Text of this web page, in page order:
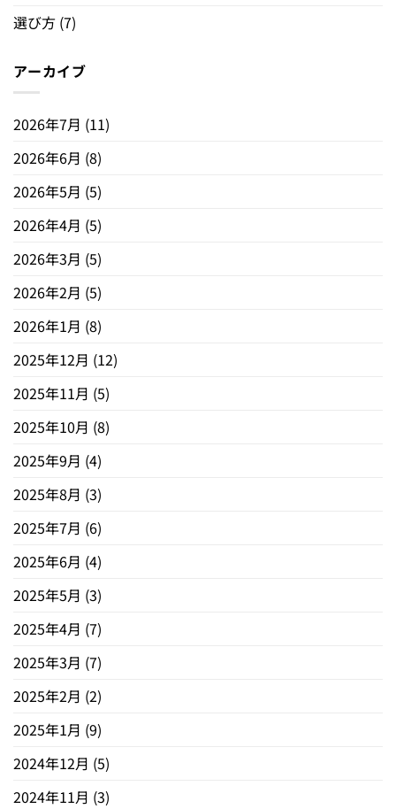
選び方 (7)
アーカイブ
2026年7月 (11)
2026年6月 (8)
2026年5月 (5)
2026年4月 (5)
2026年3月 (5)
2026年2月 (5)
2026年1月 (8)
2025年12月 (12)
2025年11月 (5)
2025年10月 (8)
2025年9月 (4)
2025年8月 (3)
2025年7月 (6)
2025年6月 (4)
2025年5月 (3)
2025年4月 (7)
2025年3月 (7)
2025年2月 (2)
2025年1月 (9)
2024年12月 (5)
2024年11月 (3)